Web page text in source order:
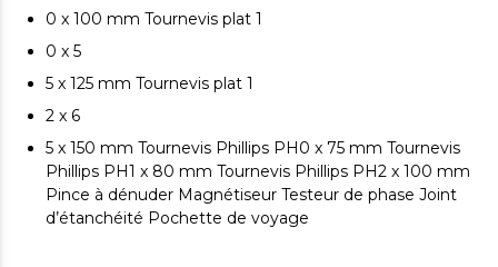
0 x 100 mm Tournevis plat 1
0 x 5
5 x 125 mm Tournevis plat 1
2 x 6
5 x 150 mm Tournevis Phillips PH0 x 75 mm Tournevis
Phillips PH1 x 80 mm Tournevis Phillips PH2 x 100 mm
Pince à dénuder Magnétiseur Testeur de phase Joint
d’étanchéité Pochette de voyage